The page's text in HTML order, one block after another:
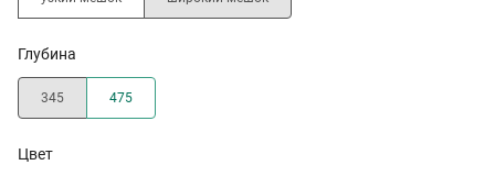
Глубина
345 475
Цвет